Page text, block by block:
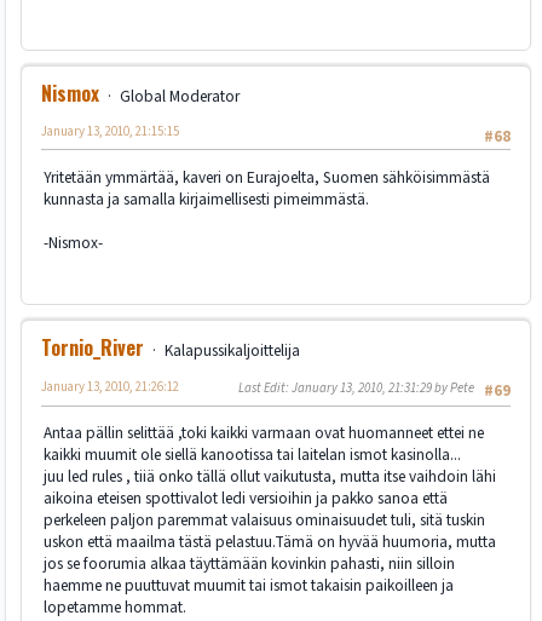
Nismox
Global Moderator
#68
January 13, 2010, 21:15:15
Yritetään ymmärtää, kaveri on Eurajoelta, Suomen sähköisimmästä
kunnasta ja samalla kirjaimellisesti pimeimmästä.
-Nismox-
Tornio_River
Kalapussikaljoittelija
#69
January 13, 2010, 21:26:12 Last Edit: January 13, 2010, 21:31:29 by Pete
Antaa pällin selittää ,toki kaikki varmaan ovat huomanneet ettei ne
kaikki muumit ole siellä kanootissa tai laitelan ismot kasinolla...
juu led rules , tiiä onko tällä ollut vaikutusta, mutta itse vaihdoin lähi
aikoina eteisen spottivalot ledi versioihin ja pakko sanoa että
perkeleen paljon paremmat valaisuus ominaisuudet tuli, sitä tuskin
uskon että maailma tästä pelastuu.Tämä on hyvää huumoria, mutta
jos se foorumia alkaa täyttämään kovinkin pahasti, niin silloin
haemme ne puuttuvat muumit tai ismot takaisin paikoilleen ja
lopetamme hommat.